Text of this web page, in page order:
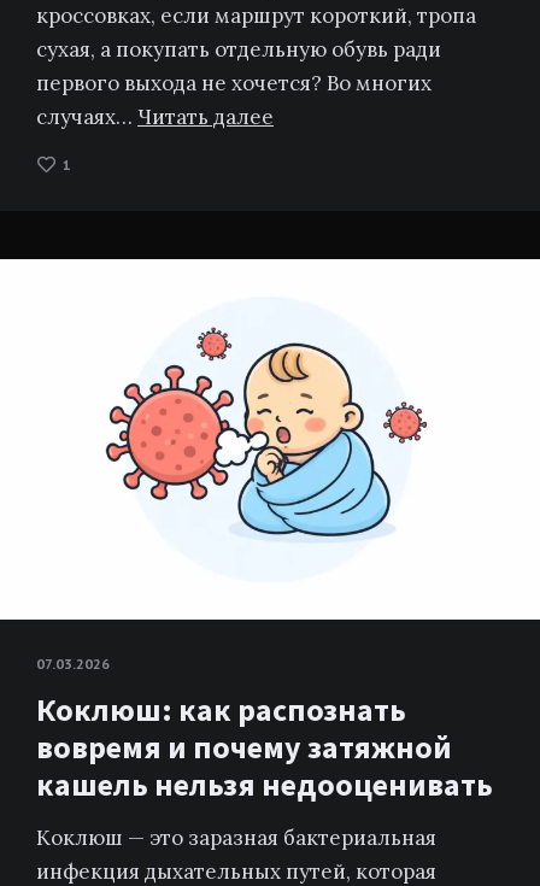
кроссовках, если маршрут короткий, тропа
сухая, а покупать отдельную обувь ради
первого выхода не хочется? Во многих
случаях… Читать далее
1
07.03.2026
Коклюш: как распознать
вовремя и почему затяжной
кашель нельзя недооценивать
Коклюш — это заразная бактериальная
инфекция дыхательных путей, которая